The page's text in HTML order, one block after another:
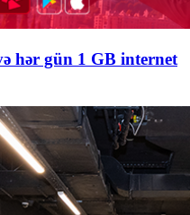
hər gün 1 GB internet